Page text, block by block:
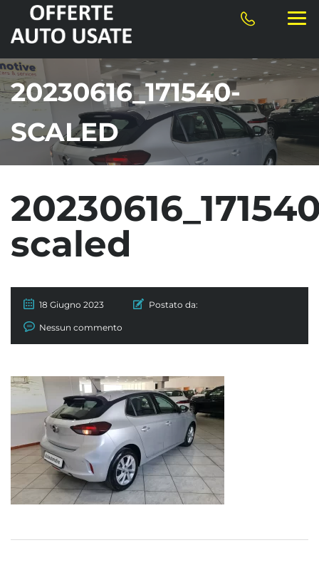
20230616_171540-
SCALED
scaled
18 Giugno 2023 Postato da:
Nessun commento